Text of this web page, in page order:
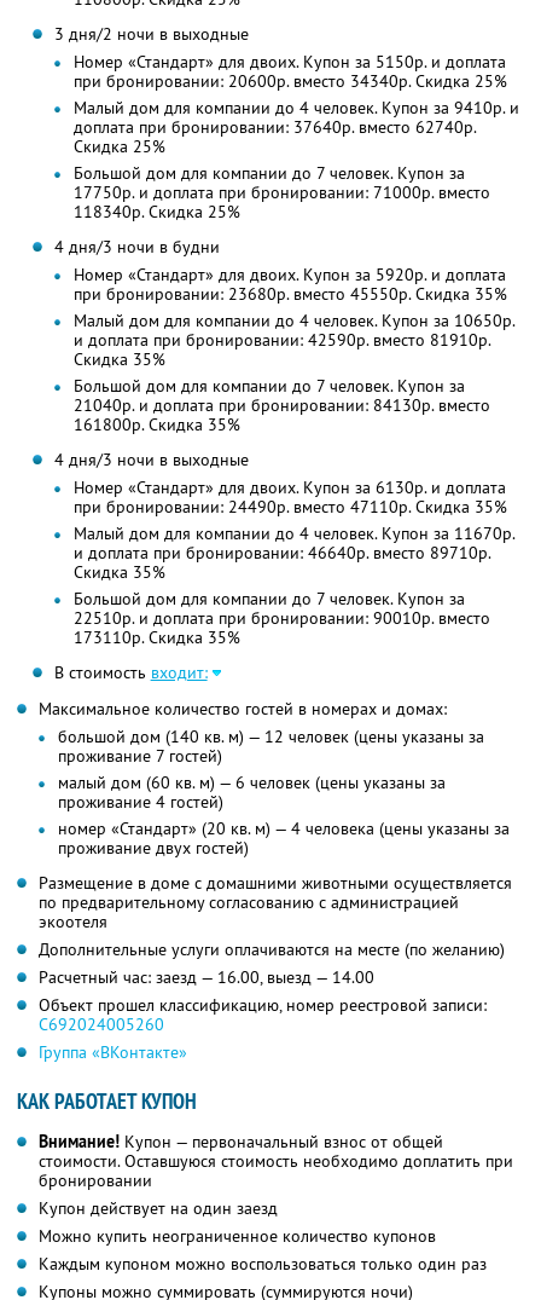
3 дня/2 ночи в выходные
Номер «Стандарт» для двоих. Купон за 5150р. и доплата
при бронировании: 20600р. вместо 34340р. Скидка 25%
Малый дом для компании до 4 человек. Купон за 9410р. и
доплата при бронировании: 37640р. вместо 62740р.
Скидка 25%
Большой дом для компании до 7 человек. Купон за
17750р. и доплата при бронировании: 71000р. вместо
118340р. Скидка 25%
4 дня/3 ночи в будни
Номер «Стандарт» для двоих. Купон за 5920р. и доплата
при бронировании: 23680р. вместо 45550р. Скидка 35%
Малый дом для компании до 4 человек. Купон за 10650р.
и доплата при бронировании: 42590р. вместо 81910р.
Скидка 35%
Большой дом для компании до 7 человек. Купон за
21040р. и доплата при бронировании: 84130р. вместо
161800р. Скидка 35%
4 дня/3 ночи в выходные
Номер «Стандарт» для двоих. Купон за 6130р. и доплата
при бронировании: 24490р. вместо 47110р. Скидка 35%
Малый дом для компании до 4 человек. Купон за 11670р.
и доплата при бронировании: 46640р. вместо 89710р.
Скидка 35%
Большой дом для компании до 7 человек. Купон за
22510р. и доплата при бронировании: 90010р. вместо
173110р. Скидка 35%
В стоимость входит:
Максимальное количество гостей в номерах и домах:
большой дом (140 кв. м) — 12 человек (цены указаны за
проживание 7 гостей)
малый дом (60 кв. м) — 6 человек (цены указаны за
проживание 4 гостей)
номер «Стандарт» (20 кв. м) — 4 человека (цены указаны за
проживание двух гостей)
Размещение в доме с домашними животными осуществляется
по предварительному согласованию с администрацией
экоотеля
Дополнительные услуги оплачиваются на месте (по желанию)
Расчетный час: заезд — 16.00, выезд — 14.00
Объект прошел классификацию, номер реестровой записи:
С692024005260
Группа «ВКонтакте»
КАК РАБОТАЕТ КУПОН
Внимание! Купон — первоначальный взнос от общей
стоимости. Оставшуюся стоимость необходимо доплатить при
бронировании
Купон действует на один заезд
Можно купить неограниченное количество купонов
Каждым купоном можно воспользоваться только один раз
Купоны можно суммировать (суммируются ночи)